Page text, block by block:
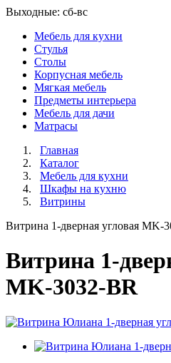
Выходные: сб-вc
Мебель для кухни
Стулья
Столы
Корпусная мебель
Мягкая мебель
Предметы интерьера
Мебель для дачи
Матраcы
Главная
Каталог
Мебель для кухни
Шкафы на кухню
Витрины
Витрина 1-дверная угловая MK-
Витрина 1-
MK-3032-BR